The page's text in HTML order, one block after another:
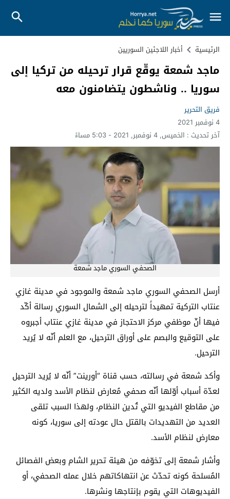
الرئيسية أخبار اللاجئين السوريين
ماجد شمعة يوقّع قرار ترحيله من تركيا إلى
سوريا .. وناشطون يتضامنون معه
فريق التحرير
4 نوفمبر 2021
آخر تحديث : الخميس, 4 نوفمبر, 2021 - 5:03 مساءً
الصحفي السوري ماجد شمعة
أرسل الصحفي السوري ماجد شمعة والموجود في مدينة غازي
عنتاب التركية تمهيداً لترحيله إلى الشمال السوري رسالة أكّد
فيها أنّ موظفي مركز الاحتجاز في مدينة غازي عنتاب أجبروه
على التوقيع والبصم على أوراق الترحيل، مع العلم أنّه لا يُريد
الترحيل.
وأكد شمعة في رسالته، حسب قناة “أورينت” أنّه لا يُريد الترحيل
لعدّة أسباب أوّلها أنّه صحفي مُعارض لنظام الأسد ولديه الكثير
من مقاطع الفيديو التي تُدين النظام، ولهذا السبب تلقى
العديد من التهديدات بالقتل حال عودته إلى سوريا، كونه
معارض لنظام الأسد.
وأشار شمعة إلى تخوّفه من هيئة تحرير الشام وبعض الفصائل
المُسلحة كونه تحدّث عن انتهاكاتهم خلال عمله الصحفي، أو
الفيديوهات التي يقوم بإنتاجها ونشرها.